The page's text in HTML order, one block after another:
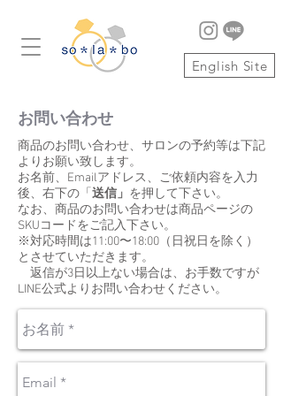
English Site
お問い合わせ
商品のお問い合わせ、サロンの予約等は下記
よりお願い致します。
​お名前、Emailアドレス、ご依頼内容を入力
後、右下の「 送信」 を押して下さい。
​なお、商品のお問い合わせは商品ページの
SKUコードをご記入下さい。
※対応時間は11:00〜18:00（日祝日を除く）
とさせていただきます。
返信が3日以上ない場合は、お手数ですが
LINE公式よりお問い合わせください。